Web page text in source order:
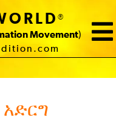
®
Movement)
አድርግ